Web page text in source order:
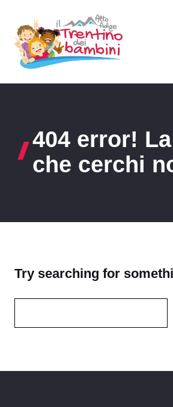
contenuto
404 error!
che cerchi
Try searching for